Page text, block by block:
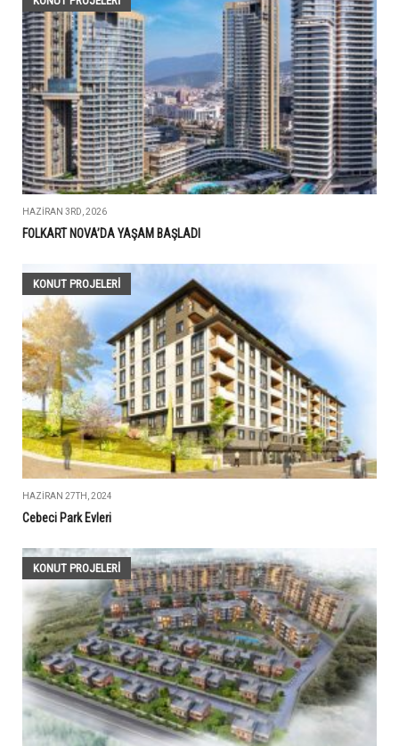
HAZIRAN 3RD, 2026
FOLKART NOVA’DA YAŞAM BAŞLADI
KONUT PROJELERI
HAZIRAN 27TH, 2024
Cebeci Park Evleri
KONUT PROJELERI